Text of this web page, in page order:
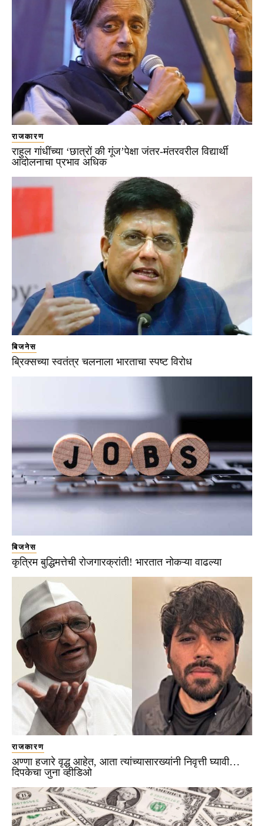
राजकारण
राहुल गांधींच्या ‘छात्रों की गूंज’पेक्षा जंतर-मंतरवरील विद्यार्थी
आंदोलनाचा प्रभाव अधिक
बिजनेस
ब्रिक्सच्या स्वतंत्र चलनाला भारताचा स्पष्ट विरोध
बिजनेस
कृत्रिम बुद्धिमत्तेची रोजगारक्रांती! भारतात नोकऱ्या वाढल्या
राजकारण
अण्णा हजारे वृद्ध आहेत, आता त्यांच्यासारख्यांनी निवृत्ती घ्यावी…
दिपकेचा जुना व्हीडिओ